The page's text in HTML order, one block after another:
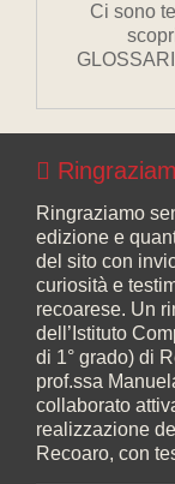
Ci sono
Ringraziamo
edizione e
del sito con
curiosità e
recoarese. Un
dell’Istituto
di 1° grado) di
prof.ssa
collaborato
realizzazione
Recoaro, con